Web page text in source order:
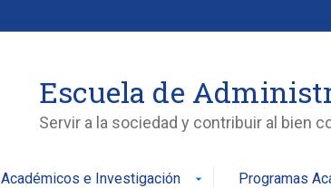
Escuela de
Servir a la sociedad y contribuir al bien
Académicos e Investigación arrow_drop_down Programas